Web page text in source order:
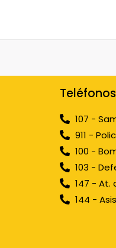
107 -
911 -
100 -
103 -
147 - At.
144 -